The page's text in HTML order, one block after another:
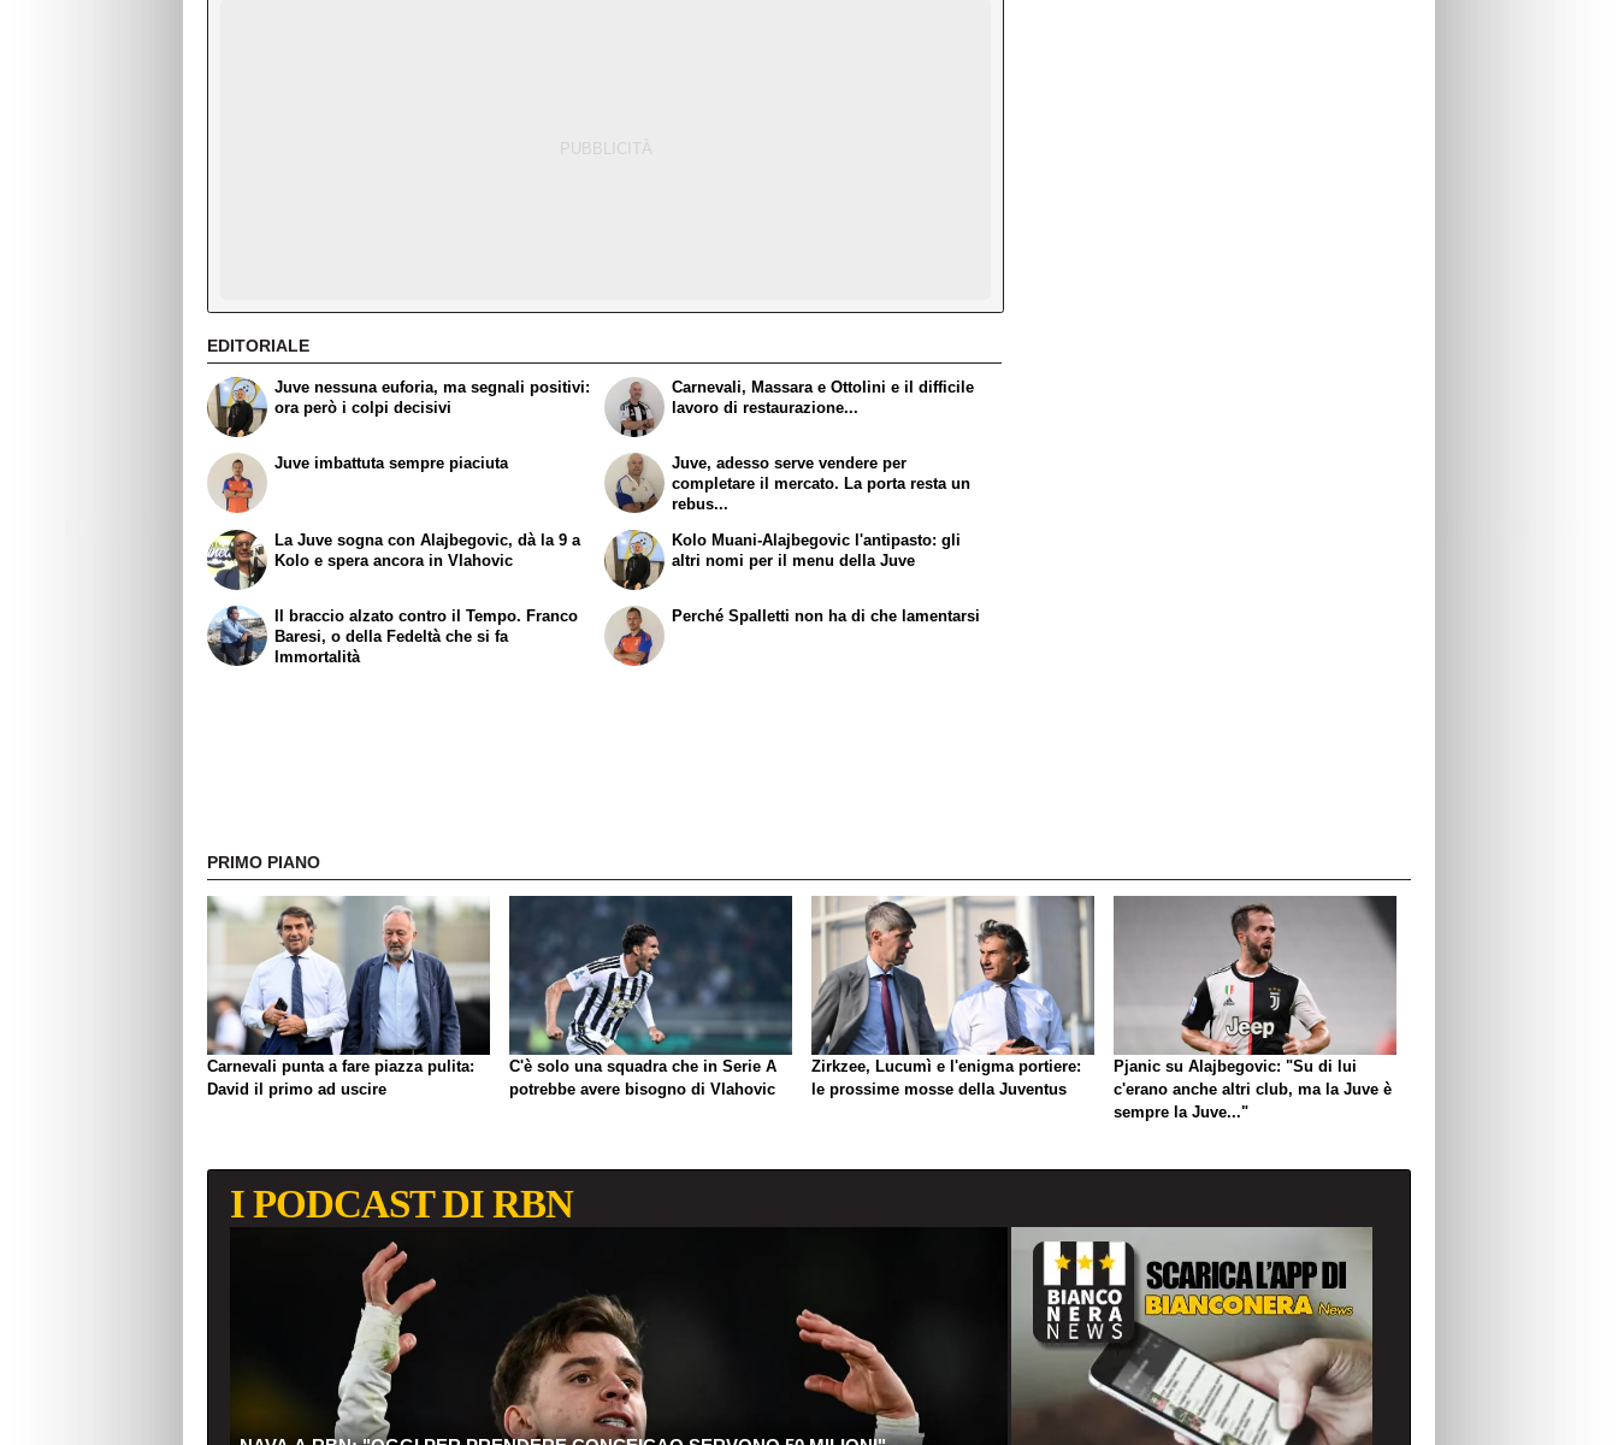
EDITORIALE
Juve nessuna euforia, ma segnali positivi:
ora però i colpi decisivi
Juve imbattuta sempre piaciuta
Carnevali, Massara e Ottolini e il difficile
lavoro di restaurazione...
Juve, adesso serve vendere per
completare il mercato. La porta resta un
rebus...
La Juve sogna con Alajbegovic, dà la 9 a
Kolo e spera ancora in Vlahovic
Il braccio alzato contro il Tempo. Franco
Baresi, o della Fedeltà che si fa
Immortalità
Kolo Muani-Alajbegovic l'antipasto: gli
altri nomi per il menu della Juve
Perché Spalletti non ha di che lamentarsi
PRIMO PIANO
Carnevali punta a fare piazza pulita:
David il primo ad uscire
C'è solo una squadra che in Serie A
potrebbe avere bisogno di Vlahovic
Zirkzee, Lucumì e l'enigma portiere:
le prossime mosse della Juventus
Pjanic su Alajbegovic: "Su di lui
c'erano anche altri club, ma la Juve è
sempre la Juve..."
I PODCAST DI RBN